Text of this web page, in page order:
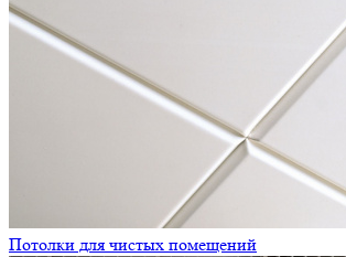
Потолки для чистых помещений